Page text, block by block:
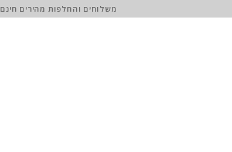
משלוחים והחלפות מהירים חינם